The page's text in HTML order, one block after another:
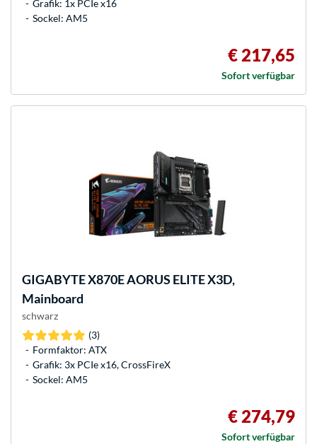
Grafik: 1x PCIe x16
Sockel: AM5
€ 217,65
Sofort verfügbar
GIGABYTEX870E AORUS ELITE X3D,
Mainboard
schwarz
(3)
Formfaktor: ATX
Grafik: 3x PCIe x16, CrossFireX
Sockel: AM5
€ 274,79
Sofort verfügbar